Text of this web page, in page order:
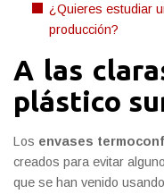
¿Quieres estudiar
producción?
A las
plástico
Los envases
creados para evitar
que se han venido